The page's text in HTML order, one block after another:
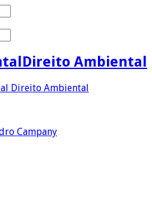
Direito Ambiental
Campany